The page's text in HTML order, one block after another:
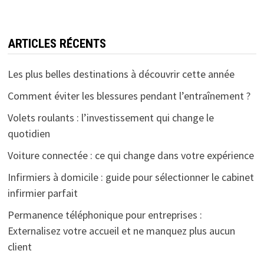
ARTICLES RÉCENTS
Les plus belles destinations à découvrir cette année
Comment éviter les blessures pendant l’entraînement ?
Volets roulants : l’investissement qui change le
quotidien
Voiture connectée : ce qui change dans votre expérience
Infirmiers à domicile : guide pour sélectionner le cabinet
infirmier parfait
Permanence téléphonique pour entreprises :
Externalisez votre accueil et ne manquez plus aucun
client